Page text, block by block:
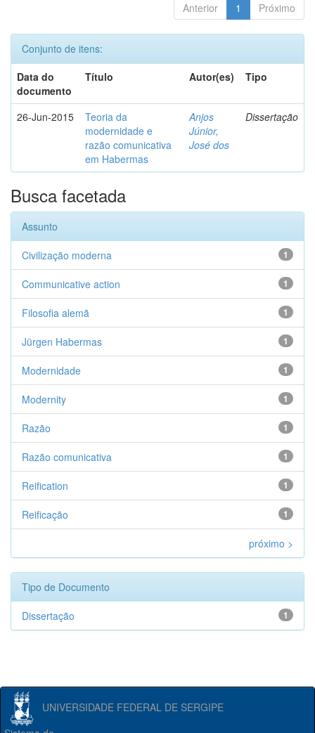
Anterior 1 Próximo
Conjunto de itens:
Data do
documento
Título Autor(es) Tipo
26-Jun-2015
Teoria da
modernidade e
razão comunicativa
em Habermas
Anjos
Júnior,
José dos
Dissertação
Busca facetada
Assunto
1
Civilização moderna
1
Communicative action
1
Filosofia alemã
1
Jürgen Habermas
1
Modernidade
1
Modernity
1
Razão
1
Razão comunicativa
1
Reification
1
Reificação
próximo >
Tipo de Documento
1
Dissertação
UNIVERSIDADE FEDERAL DE SERGIPE